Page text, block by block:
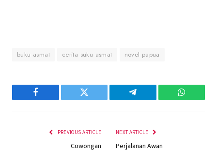
buku asmat cerita suku asmat novel papua
Facebook Twitter Telegram
PREVIOUS ARTICLE
Cowongan
NEXT ARTICLE
Perjalanan Awan